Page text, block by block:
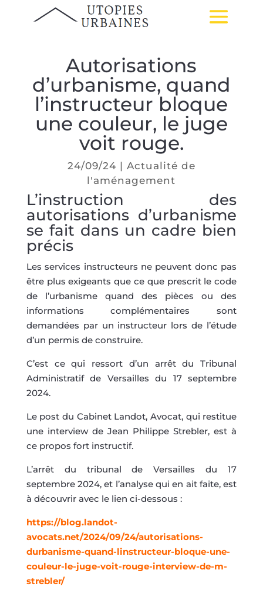
Autorisations
d’urbanisme, quand
l’instructeur bloque
une couleur, le juge
voit rouge.
24/09/24| Actualité de
l'aménagement
L’instruction des
autorisations d’urbanisme
se fait dans un cadre bien
précis
Les services instructeurs ne peuvent donc pas
être plus exigeants que ce que prescrit le code
de l’urbanisme quand des pièces ou des
informations complémentaires sont
demandées par un instructeur lors de l’étude
d’un permis de construire.
C’est ce qui ressort d’un arrêt du Tribunal
Administratif de Versailles du 17 septembre
2024.
Le post du Cabinet Landot, Avocat, qui restitue
une interview de Jean Philippe Strebler, est à
ce propos fort instructif.
L’arrêt du tribunal de Versailles du 17
septembre 2024, et l’analyse qui en ait faite, est
à découvrir avec le lien ci-dessous :
https://blog.landot-
avocats.net/2024/09/24/autorisations-
durbanisme-quand-linstructeur-bloque-une-
couleur-le-juge-voit-rouge-interview-de-m-
strebler/